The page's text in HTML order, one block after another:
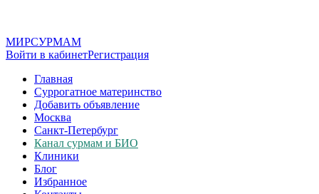
МИРСУРМАМ
Войти в кабинетРегистрация
Главная
Суррогатное материнство
Добавить объявление
Москва
Санкт-Петербург
Канал сурмам и БИО
Клиники
Блог
Избранное